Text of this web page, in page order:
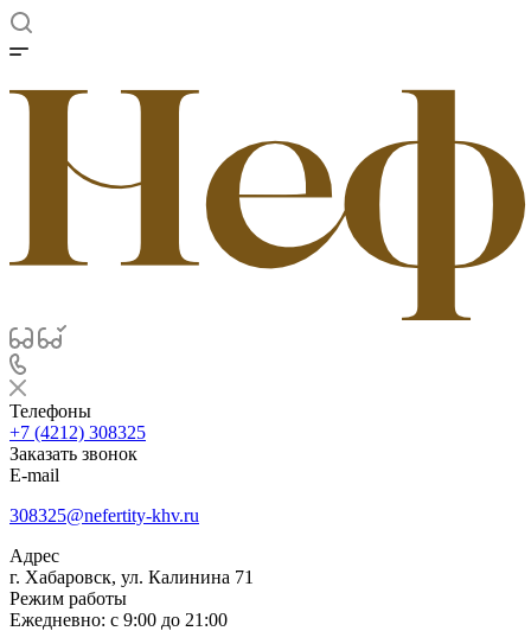
Телефоны
+7 (4212) 308325
Заказать звонок
E-mail
308325@nefertity-khv.ru
Адрес
г. Хабаровск, ул. Калинина 71
Режим работы
Ежедневно: с 9:00 до 21:00